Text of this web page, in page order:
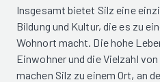
Insgesamt bietet Silz eine
Bildung und Kultur, die es zu
Wohnort macht. Die hohe
Einwohner und die Vielzahl
machen Silz zu einem Ort, an